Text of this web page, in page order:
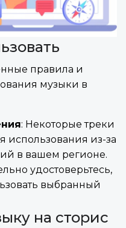
правила и
музыки в
: Некоторые треки
использования из-за
в вашем регионе.
удостоверьтесь,
выбранный
на сторис